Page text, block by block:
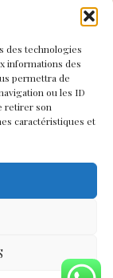
des technologies
informations des
permettra de
ou les ID
retirer son
caractéristiques et
J'accepte de
recevoir les mails